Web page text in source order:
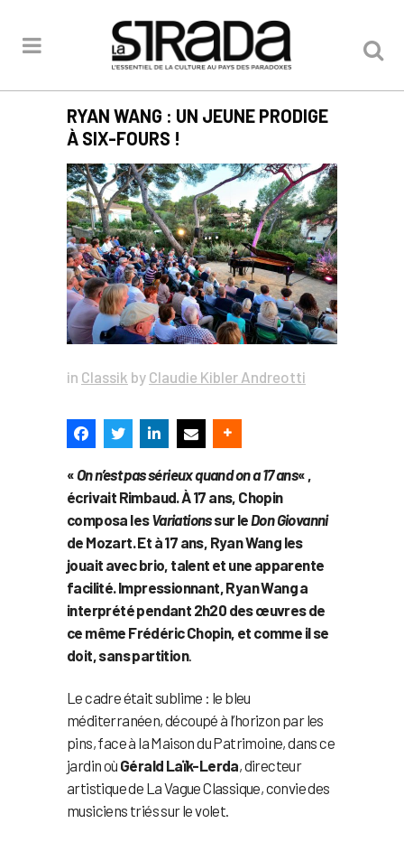
RYAN WANG : UN JEUNE PRODIGE
À SIX-FOURS !
in Classik by Claudie Kibler Andreotti
« On n’est pas sérieux quand on a 17 ans« ,
écrivait Rimbaud. À 17 ans, Chopin
composa lesVariationssur le Don Giovanni
de Mozart. Et à 17 ans, Ryan Wang les
jouait avec brio, talent et une apparente
facilité. Impressionnant, Ryan Wang a
interprété pendant 2h20 des œuvres de
ce même Frédéric Chopin, et comme il se
doit, sans partition.
Le cadre était sublime : le bleu
méditerranéen, découpé à l’horizon par les
pins, face à la Maison du Patrimoine, dans ce
jardin où Gérald Laïk-Lerda, directeur
artistique de La Vague Classique, convie des
musiciens triés sur le volet.